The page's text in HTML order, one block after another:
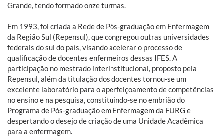
Grande, tendo formado onze turmas.
Em 1993, foi criada a Rede de Pós-graduação em Enfermagem
da Região Sul (Repensul), que congregou outras universidades
federais do sul do país, visando acelerar o processo de
qualificação de docentes enfermeiros dessas IFES. A
participação no mestrado interinstitucional, proposto pela
Repensul, além da titulação dos docentes tornou-se um
excelente laboratório para o aperfeiçoamento de competências
no ensino e na pesquisa, constituindo-se no embrião do
Programa de Pós-graduação em Enfermagem da FURG e
despertando o desejo de criação de uma Unidade Acadêmica
para a enfermagem.